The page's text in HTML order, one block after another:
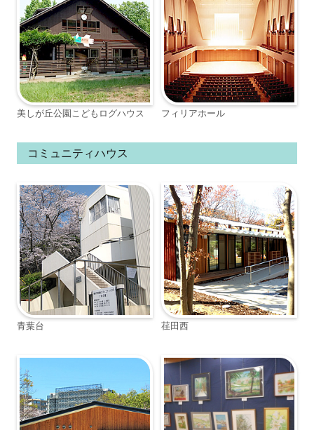
美しが丘公園こどもログハウス フィリアホール
コミュニティハウス
青葉台 荏田西